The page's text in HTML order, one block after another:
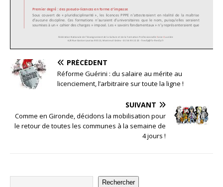
PRÉCÉDENT
Réforme Guérini : du salaire au mérite au
licenciement, l’arbitraire sur toute la ligne !
SUIVANT
Comme en Gironde, décidons la mobilisation pour
le retour de toutes les communes à la semaine de
4 jours !
Rechercher